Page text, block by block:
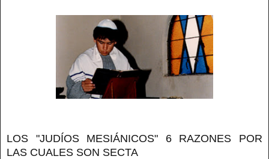
LOS "JUDÍOS MESIÁNICOS" 6 RAZONES POR
LAS CUALES SON SECTA